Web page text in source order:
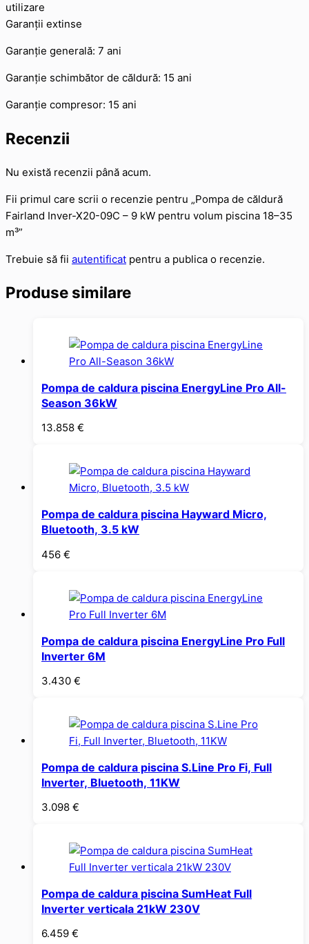
utilizare
Garanții extinse
Garanție generală: 7 ani
Garanție schimbător de căldură: 15 ani
Garanție compresor: 15 ani
Recenzii
Nu există recenzii până acum.
Fii primul care scrii o recenzie pentru „Pompa de căldură
Fairland Inver-X20-09C – 9 kW pentru volum piscina 18–35
m³”
Trebuie să fii autentificat pentru a publica o recenzie.
Produse similare
Pompa de caldura piscina EnergyLine Pro All-
Season 36kW
13.858 €
Pompa de caldura piscina Hayward Micro,
Bluetooth, 3.5 kW
456 €
Pompa de caldura piscina EnergyLine Pro Full
Inverter 6M
3.430 €
Pompa de caldura piscina S.Line Pro Fi, Full
Inverter, Bluetooth, 11KW
3.098 €
Pompa de caldura piscina SumHeat Full
Inverter verticala 21kW 230V
6.459 €